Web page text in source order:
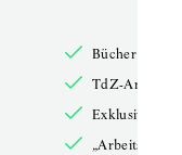
Bücher online
TdZ-Artikel
Exklusive